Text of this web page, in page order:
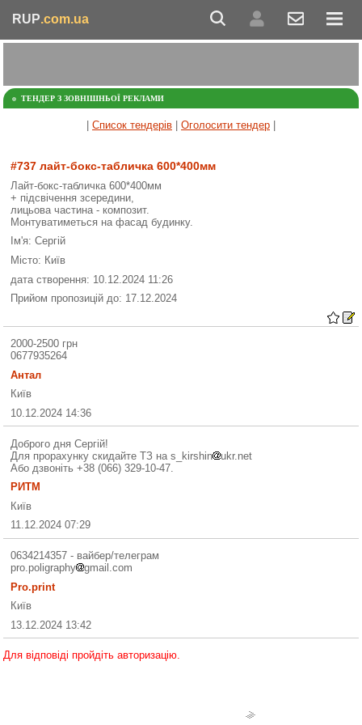
RUP.com.ua
ТЕНДЕР З ЗОВНІШНЬОЇ РЕКЛАМИ
Список тендерів Оголосити тендер
#737 лайт-бокс-табличка 600*400мм
Лайт-бокс-табличка 600*400мм
+ підсвічення зсередини,
лицьова частина - композит.
Монтуватиметься на фасад будинку.
Ім'я: Сергій
Місто: Київ
дата створення: 10.12.2024 11:26
Прийом пропозицій до: 17.12.2024
2000-2500 грн
0677935264
Антал
Київ
10.12.2024 14:36
Доброго дня Сергій!
Для прорахунку скидайте ТЗ на s_kirshin
ukr.net
Або дзвоніть +38 (066) 329-10-47.
РИТМ
Київ
11.12.2024 07:29
0634214357 - вайбер/телеграм
pro.poligraphy
gmail.com
Pro.print
Київ
13.12.2024 13:42
Для відповіді пройдіть авторизацію.